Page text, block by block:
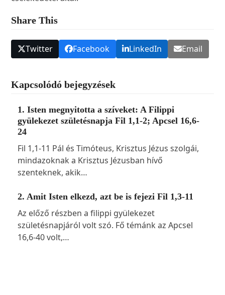
Share This
Twitter Facebook LinkedIn Email
Kapcsolódó bejegyzések
1. Isten megnyitotta a szíveket: A Filippi
gyülekezet születésnapja Fil 1,1-2; Apcsel 16,6-
24
Fil 1,1-11 Pál és Timóteus, Krisztus Jézus szolgái,
mindazoknak a Krisztus Jézusban hívő
szenteknek, akik…
2. Amit Isten elkezd, azt be is fejezi Fil 1,3-11
Az előző részben a filippi gyülekezet
születésnapjáról volt szó. Fő témánk az Apcsel
16,6-40 volt,…